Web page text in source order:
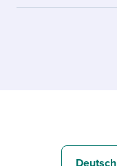
Deutsch